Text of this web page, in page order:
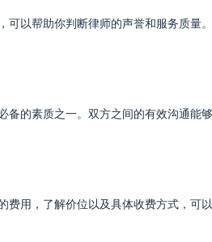
可以帮助你判断律师的声誉和服务质量
备的素质之一。双方之间的有效沟通能
费用，了解价位以及具体收费方式，可